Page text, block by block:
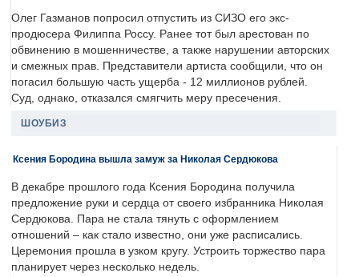
Олег Газманов попросил отпустить из СИЗО его экс-
продюсера Филиппа Россу. Ранее тот был арестован по
обвинению в мошенничестве, а также нарушении авторских
и смежных прав. Представители артиста сообщили, что он
погасил большую часть ущерба - 12 миллионов рублей.
Суд, однако, отказался смягчить меру пресечения.
ШОУБИЗ
Ксения Бородина вышла замуж за Николая Сердюкова
В декабре прошлого года Ксения Бородина получила
предложение руки и сердца от своего избранника Николая
Сердюкова. Пара не стала тянуть с оформлением
отношений – как стало известно, они уже расписались.
Церемония прошла в узком кругу. Устроить торжество пара
планирует через несколько недель.